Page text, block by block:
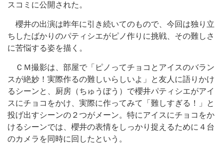
スコミに公開された。
櫻井の出演は昨年に引き続いてのもので、今回は独り立
ちしたばかりのパティシエがピノ作りに挑戦、その難しさ
に苦悩する姿を描く。
ＣＭ撮影は、部屋で「ピノってチョコとアイスのバラン
スが絶妙！実際作るの難しいらしいよ」と友人に語りかけ
るシーンと、厨房（ちゅうぼう）で櫻井パティシエがアイ
スにチョコをかけ、実際に作ってみて「難しすぎる！」と
投げ出すシーンの２つがメーン。特にアイスにチョコをか
けるシーンでは、櫻井の表情をしっかり捉えるために４台
のカメラを同時に回したという。